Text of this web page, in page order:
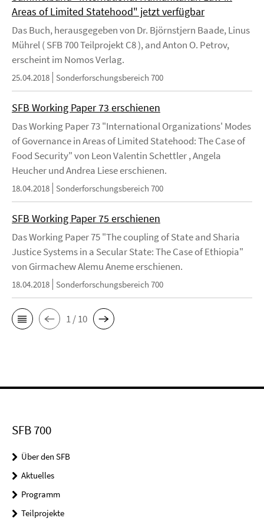
Areas of Limited Statehood" jetzt verfügbar
Das Buch, herausgegeben von Dr. Björnstjern Baade, Linus
Mührel ( SFB 700 Teilprojekt C8 ), and Anton O. Petrov,
erscheint im Nomos Verlag.
25.04.2018 Sonderforschungsbereich 700
SFB Working Paper 73 erschienen
Das Working Paper 73 "International Organizations' Modes
of Governance in Areas of Limited Statehood: The Case of
Food Security" von Leon Valentin Schettler , Angela
Heucher und Andrea Liese erschienen.
18.04.2018 Sonderforschungsbereich 700
SFB Working Paper 75 erschienen
Das Working Paper 75 "The coupling of State and Sharia
Justice Systems in a Secular State: The Case of Ethiopia"
von Girmachew Alemu Aneme erschienen.
18.04.2018 Sonderforschungsbereich 700
1 / 10
SFB 700
Über den SFB
Aktuelles
Programm
Teilprojekte